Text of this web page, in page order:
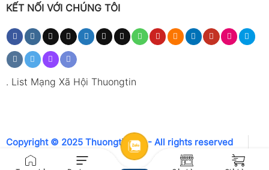
KẾT NỐI VỚI CHÚNG TÔI
. List Mạng Xã Hội Thuongtin
Copyright © 2025 Thuongtin.net - All rights reserved